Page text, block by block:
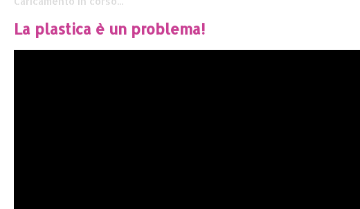
La plastica è un problema!